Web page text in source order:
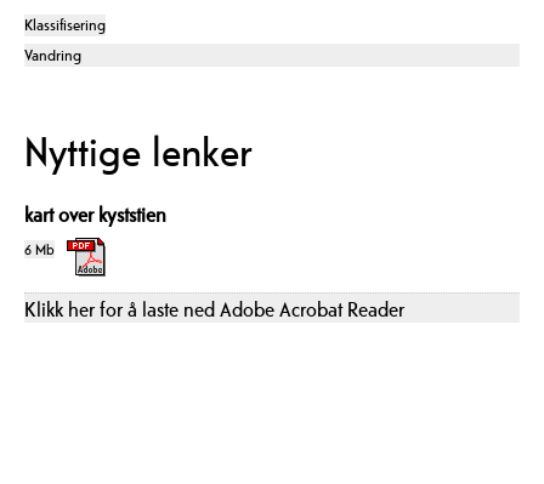
Klassifisering
Vandring
Nyttige lenker
kart over kyststien
6 Mb
Klikk her for å laste ned Adobe Acrobat Reader